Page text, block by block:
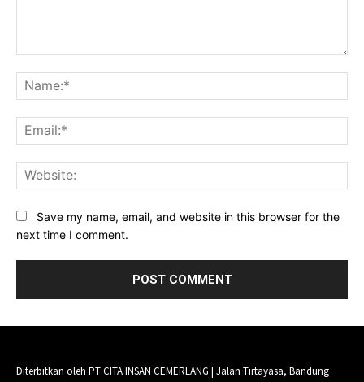
Save my name, email, and website in this browser for the
next time I comment.
Diterbitkan oleh PT CITA INSAN CEMERLANG | Jalan Tirtayasa, Bandung